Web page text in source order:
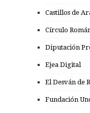
Castillos de
Círculo
Diputación
Ejea Digital
El Desván de
Fundación